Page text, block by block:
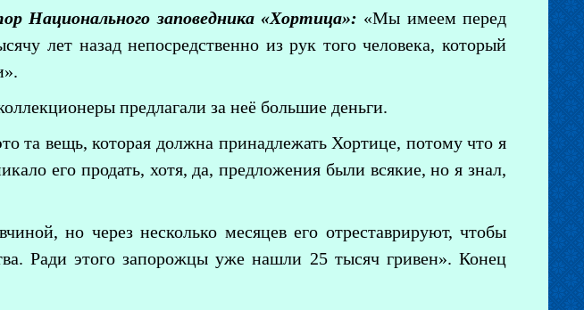
Национального заповедника «Хортица»: «Мы имеем перед
лет назад непосредственно из рук того человека, который
предлагали за неё большие деньги.
та вещь, которая должна принадлежать Хортице, потому что я
его продать, хотя, да, предложения были всякие, но я знал,
но через несколько месяцев его отреставрируют, чтобы
Ради этого запорожцы уже нашли 25 тысяч гривен». Конец